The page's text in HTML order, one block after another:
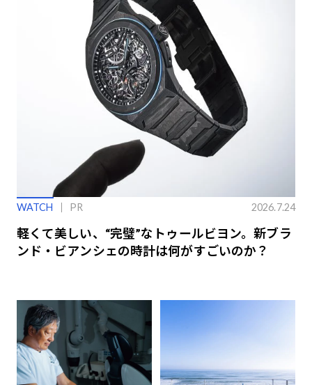
WATCH PR 2026.7.24
軽くて美しい、“完璧”なトゥールビヨン。新ブラ
ンド・ビアンシェの時計は何がすごいのか？